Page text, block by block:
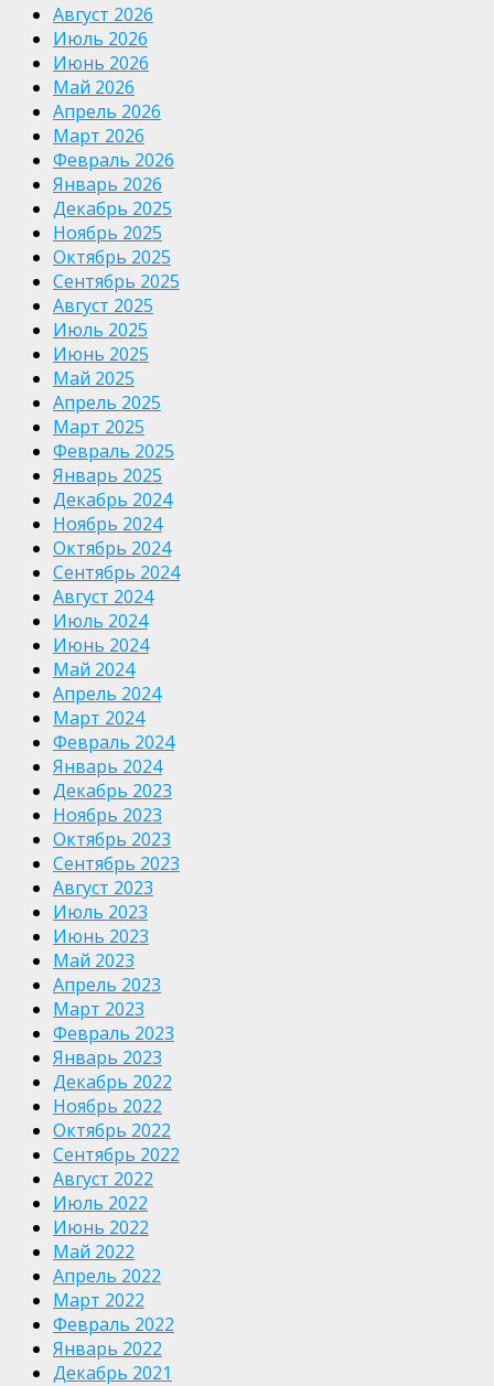
Август 2026
Июль 2026
Июнь 2026
Май 2026
Апрель 2026
Март 2026
Февраль 2026
Январь 2026
Декабрь 2025
Ноябрь 2025
Октябрь 2025
Сентябрь 2025
Август 2025
Июль 2025
Июнь 2025
Май 2025
Апрель 2025
Март 2025
Февраль 2025
Январь 2025
Декабрь 2024
Ноябрь 2024
Октябрь 2024
Сентябрь 2024
Август 2024
Июль 2024
Июнь 2024
Май 2024
Апрель 2024
Март 2024
Февраль 2024
Январь 2024
Декабрь 2023
Ноябрь 2023
Октябрь 2023
Сентябрь 2023
Август 2023
Июль 2023
Июнь 2023
Май 2023
Апрель 2023
Март 2023
Февраль 2023
Январь 2023
Декабрь 2022
Ноябрь 2022
Октябрь 2022
Сентябрь 2022
Август 2022
Июль 2022
Июнь 2022
Май 2022
Апрель 2022
Март 2022
Февраль 2022
Январь 2022
Декабрь 2021